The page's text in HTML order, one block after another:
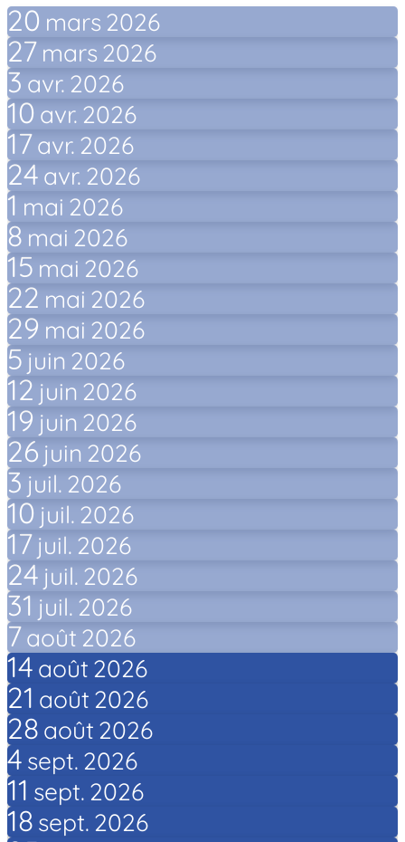
20 mars 2026
27 mars2026
3 avr. 2026
10 avr. 2026
17avr. 2026
24 avr. 2026
1 mai 2026
8 mai 2026
15 mai 2026
22 mai 2026
29 mai 2026
5 juin 2026
12 juin 2026
19 juin 2026
26 juin 2026
3 juil. 2026
10 juil. 2026
17 juil. 2026
24 juil. 2026
31 juil. 2026
7août 2026
14 août 2026
21 août 2026
28 août 2026
4 sept. 2026
11 sept. 2026
18 sept. 2026